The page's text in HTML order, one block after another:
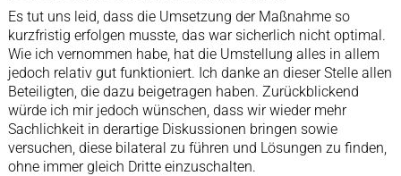
Es tut uns leid, dass die Umsetzung der Maßnahme so
kurzfristig erfolgen musste, das war sicherlich nicht optimal.
Wie ich vernommen habe, hat die Umstellung alles in allem
jedoch relativ gut funktioniert. Ich danke an dieser Stelle allen
Beteiligten, die dazu beigetragen haben. Zurückblickend
würde ich mir jedoch wünschen, dass wir wieder mehr
Sachlichkeit in derartige Diskussionen bringen sowie
versuchen, diese bilateral zu führen und Lösungen zu finden,
ohne immer gleich Dritte einzuschalten.